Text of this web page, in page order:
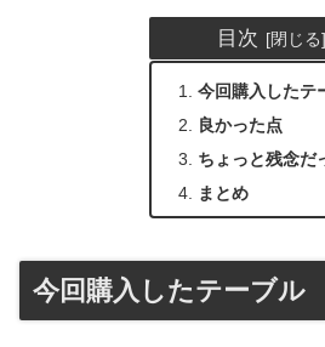
目次
今回購入したテ
良かった点
ちょっと残念だ
まとめ
今回購入したテーブル